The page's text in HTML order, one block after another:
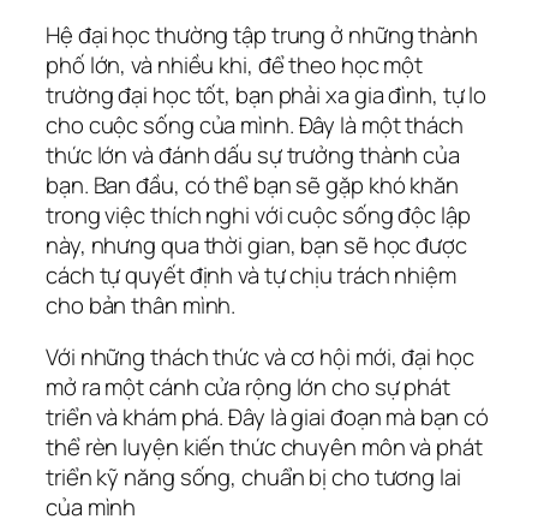
Hệ đại học thường tập trung ở những thành
phố lớn, và nhiều khi, để theo học một
trường đại học tốt, bạn phải xa gia đình, tự lo
cho cuộc sống của mình. Đây là một thách
thức lớn và đánh dấu sự trưởng thành của
bạn. Ban đầu, có thể bạn sẽ gặp khó khăn
trong việc thích nghi với cuộc sống độc lập
này, nhưng qua thời gian, bạn sẽ học được
cách tự quyết định và tự chịu trách nhiệm
cho bản thân mình.
Với những thách thức và cơ hội mới, đại học
mở ra một cánh cửa rộng lớn cho sự phát
triển và khám phá. Đây là giai đoạn mà bạn có
thể rèn luyện kiến thức chuyên môn và phát
triển kỹ năng sống, chuẩn bị cho tương lai
của mình